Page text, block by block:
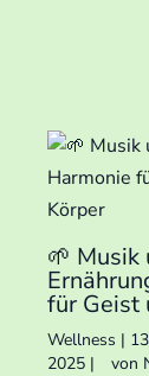
🌱 Musik
für Geist
Wellness |
2025 | von